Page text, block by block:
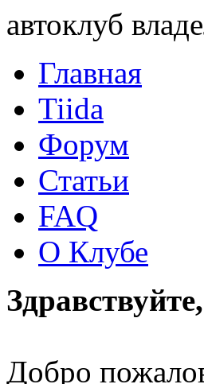
автоклуб
Главная
Tiida
Форум
Статьи
FAQ
О Клубе
Добро